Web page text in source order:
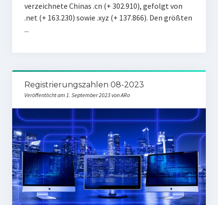
verzeichnete Chinas .cn (+ 302.910), gefolgt von
.net (+ 163.230) sowie .xyz (+ 137.866). Den größten
...
Registrierungszahlen 08-2023
Veröffentlicht am 1. September 2023 von ARo